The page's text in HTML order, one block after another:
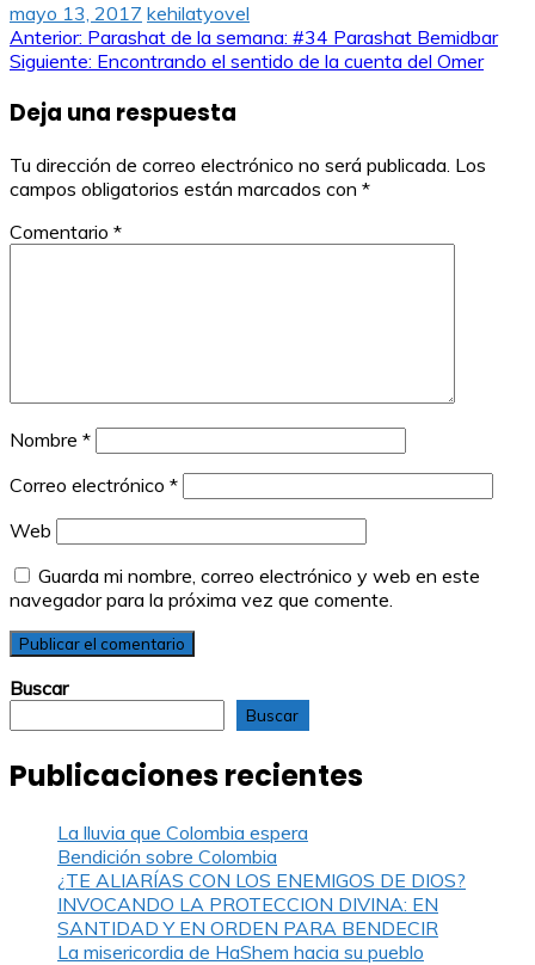
mayo 13, 2017 kehilatyovel
Navegación
entradas
Anterior: Parashat de la semana: #34 Parashat Bemidbar
Siguiente: Encontrando el sentido de la cuenta del Omer
Deja una respuesta
Tu dirección de correo electrónico no será publicada. Los
campos obligatorios están marcados con *
Comentario *
Nombre *
Correo electrónico *
Web
Guarda mi nombre, correo electrónico y web en este
navegador para la próxima vez que comente.
Buscar
Buscar
Publicaciones recientes
La lluvia que Colombia espera
Bendición sobre Colombia
¿TE ALIARÍAS CON LOS ENEMIGOS DE DIOS?
INVOCANDO LA PROTECCION DIVINA: EN
SANTIDAD Y EN ORDEN PARA BENDECIR
La misericordia de HaShem hacia su pueblo